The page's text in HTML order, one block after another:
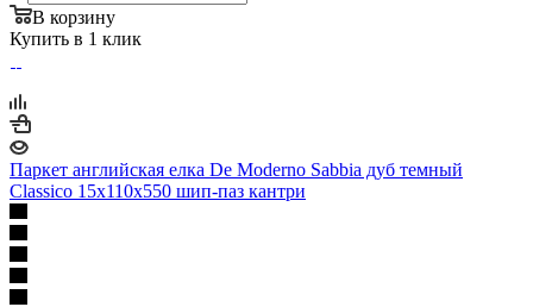
В корзину
Купить в 1 клик
Паркет английская елка De Moderno Sabbia дуб темный
Classico 15х110х550 шип-паз кантри